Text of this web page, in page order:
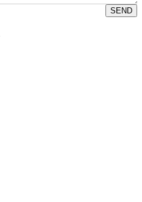
SEND